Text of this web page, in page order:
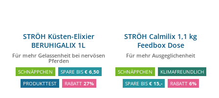
STRÖH Küsten-Elixier
BERUHIGALIX 1L
Für mehr Gelassenheit bei nervösen
Pferden
SCHNÄPPCHEN SPARE BIS € 6,50
PRODUKTTEST
RABATT 27%
STRÖH Calmilix 1,1 kg
Feedbox Dose
Für mehr Ausgeglichenheit
SCHNÄPPCHEN
KLIMAFREUNDLICH
SPARE BIS € 15,- RABATT 6%